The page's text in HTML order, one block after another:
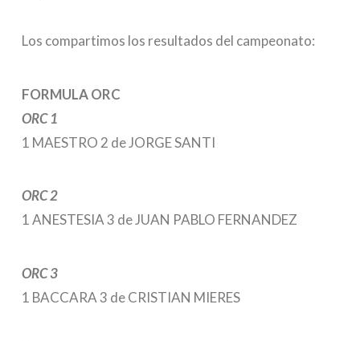
Los compartimos los resultados del campeonato:
FORMULA ORC
ORC 1
1 MAESTRO 2 de JORGE SANTI
ORC 2
1 ANESTESIA 3 de JUAN PABLO FERNANDEZ
ORC 3
1 BACCARA 3 de CRISTIAN MIERES